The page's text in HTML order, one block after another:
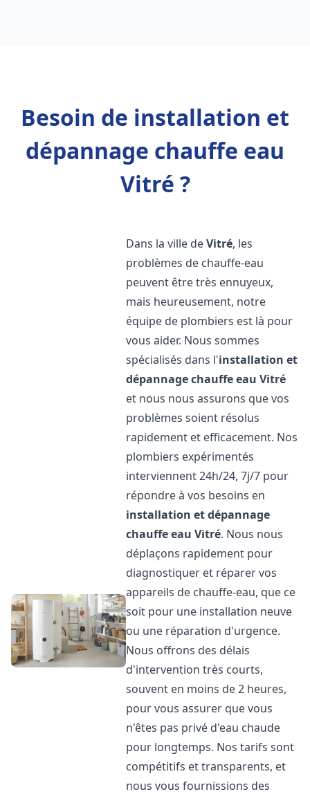
Besoin de installation et
dépannage chauffe eau
Vitré ?
Dans la ville deVitré, les
problèmes de chauffe-eau
peuvent être très ennuyeux,
mais heureusement, notre
équipe de plombiers est là pour
vous aider. Nous sommes
spécialisés dans l'installation et
dépannage chauffe eau Vitré
et nous nous assurons que vos
problèmes soient résolus
rapidement et efficacement. Nos
plombiers expérimentés
interviennent 24h/24, 7j/7 pour
répondre à vos besoins en
installation et dépannage
chauffe eau Vitré. Nous nous
déplaçons rapidement pour
diagnostiquer et réparer vos
appareils de chauffe-eau, que ce
soit pour une installation neuve
ou une réparation d'urgence.
Nous offrons des délais
d'intervention très courts,
souvent en moins de 2 heures,
pour vous assurer que vous
n'êtes pas privé d'eau chaude
pour longtemps. Nos tarifs sont
compétitifs et transparents, et
nous vous fournissions des